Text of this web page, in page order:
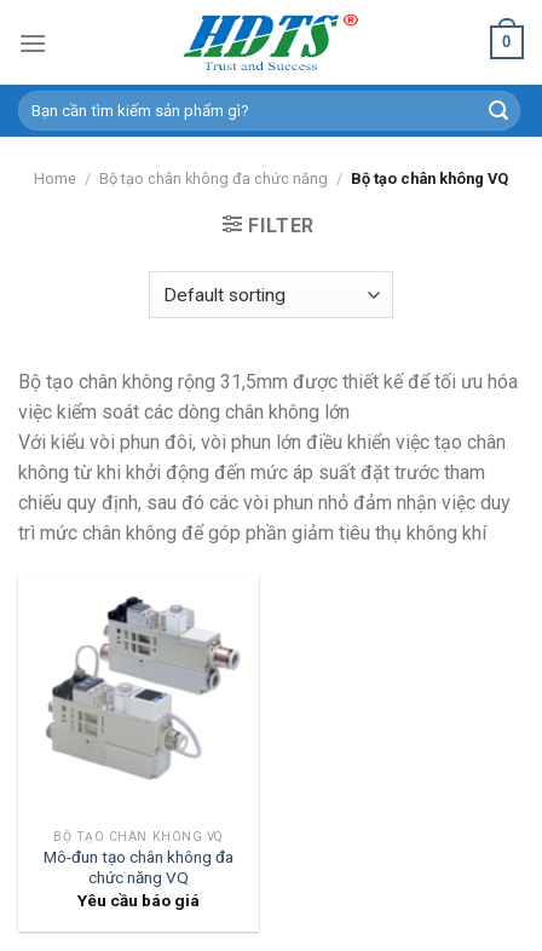
0
Search
for:
Home / Bộ tạo chân không đa chức năng / Bộ tạo chân không VQ
FILTER
Bộ tạo chân không rộng 31,5mm được thiết kế để tối ưu hóa
việc kiểm soát các dòng chân không lớn
Với kiểu vòi phun đôi, vòi phun lớn điều khiển việc tạo chân
không từ khi khởi động đến mức áp suất đặt trước tham
chiếu quy định, sau đó các vòi phun nhỏ đảm nhận việc duy
trì mức chân không để góp phần giảm tiêu thụ không khí
BỘ TẠO CHÂN KHÔNG VQ
Mô-đun tạo chân không đa
chức năng VQ
Yêu cầu báo giá